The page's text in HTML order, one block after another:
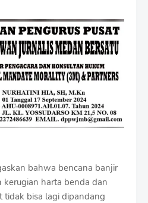
bahwa bencana banjir
harta benda dan
tidak bisa lagi dipandang